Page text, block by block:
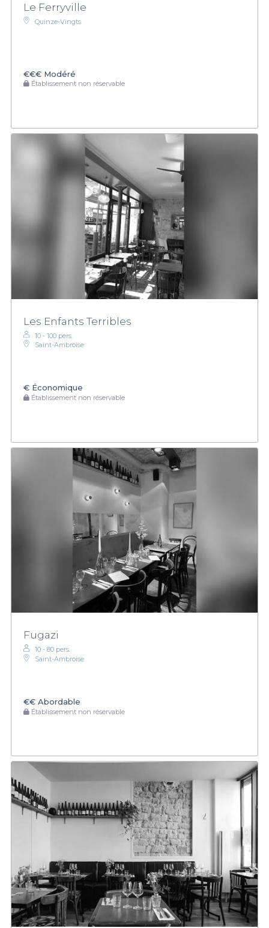
Le Ferryville
Quinze-Vingts
€€€ Modéré
Établissement non réservable
Les Enfants Terribles
10 - 100 pers.
Saint-Ambroise
€ Économique
Établissement non réservable
Fugazi
10 - 80 pers.
Saint-Ambroise
€€ Abordable
Établissement non réservable